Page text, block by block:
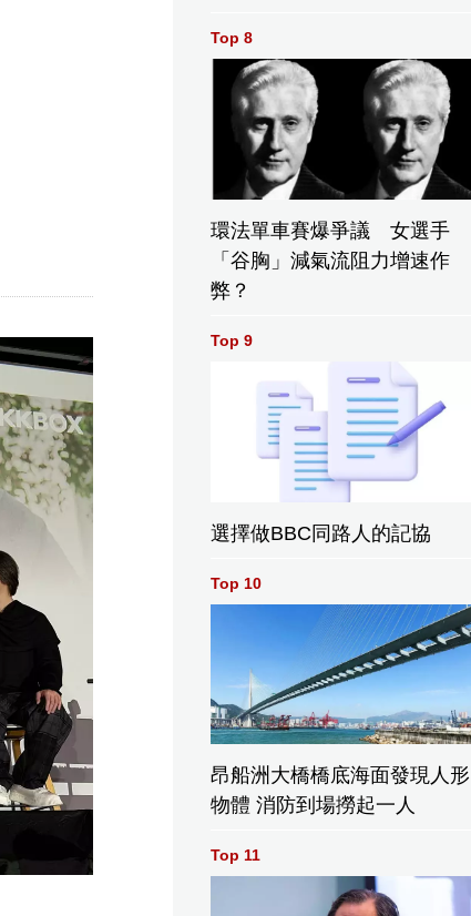
Top 8
環法單車賽爆爭議 女選手
「谷胸」減氣流阻力增速作
弊？
Top 9
選擇做BBC同路人的記協
Top 10
昂船洲大橋橋底海面發現人形
物體 消防到場撈起一人
Top 11